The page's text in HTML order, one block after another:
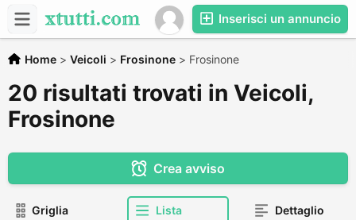
Inserisci un annuncio
Home > Veicoli > Frosinone > Frosinone
20 risultati trovati in Veicoli,
Frosinone
Crea avviso
Griglia Lista Dettaglio